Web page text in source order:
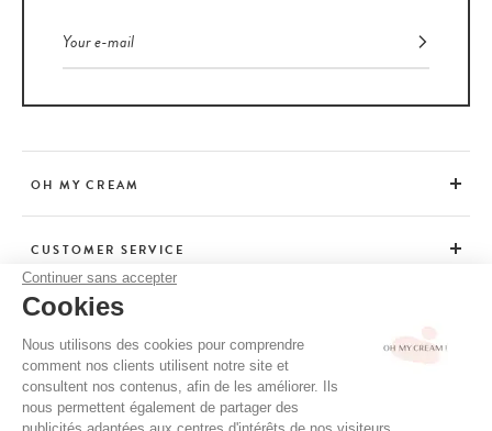
Continuer sans accepter
Cookies
Nous utilisons des cookies pour comprendre
comment nos clients utilisent notre site et
consultent nos contenus, afin de les améliorer. Ils
nous permettent également de partager des
OH MY CREAM
CUSTOMER SERVICE
ADVICE
CGV / CGU
TERMS OF USE